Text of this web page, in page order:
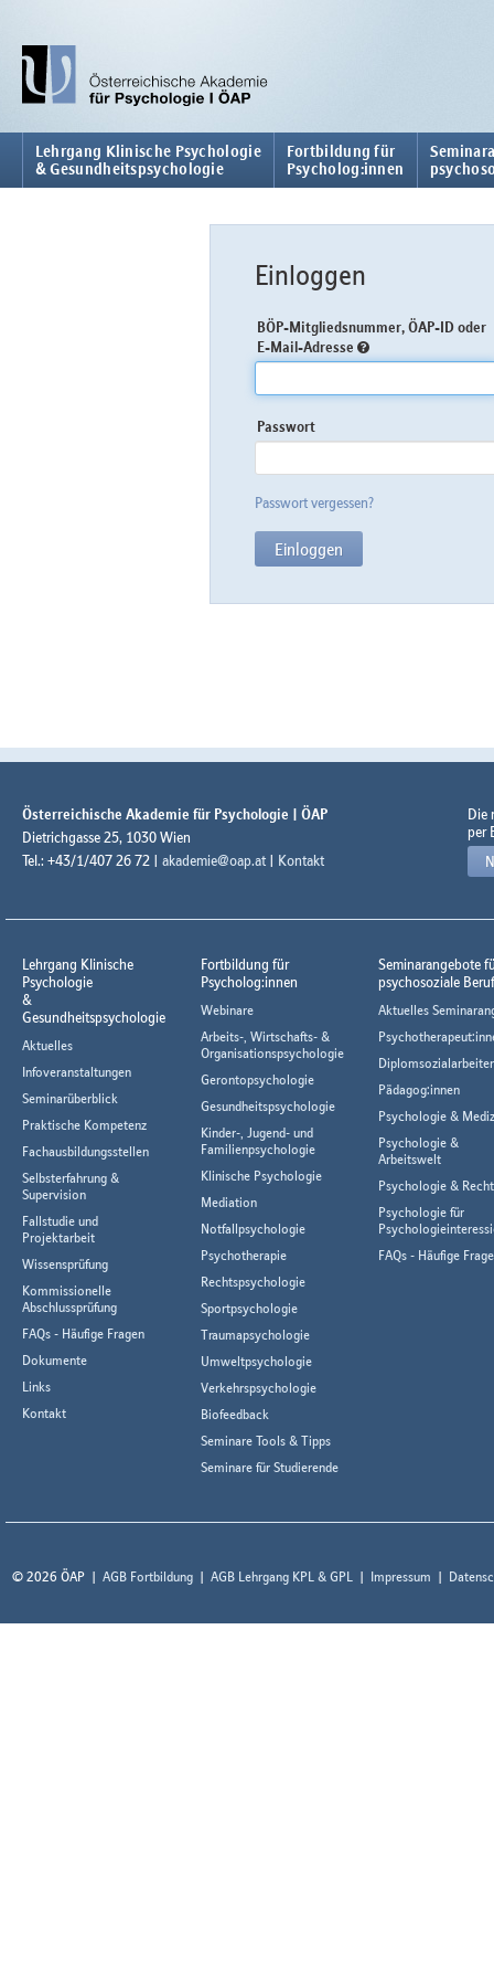
Lehrgang Klinische Psychologie
& Gesundheitspsychologie
Fortbildung für
Psycholog:innen
Einloggen
BÖP-Mitgliedsnummer, ÖAP-ID oder
E-Mail-Adresse
Passwort
Passwort vergessen?
Österreichische Akademie für Psychologie | ÖAP
Dietrichgasse 25, 1030 Wien
Tel.: +43/1/407 26 72 | akademie@oap.at | Kontakt
Die
per
Lehrgang Klinische
Psychologie
&
Gesundheitspsychologie
Aktuelles
Infoveranstaltungen
Seminarüberblick
Praktische Kompetenz
Fachausbildungsstellen
Selbsterfahrung &
Supervision
Fallstudie und
Projektarbeit
Wissensprüfung
Kommissionelle
Abschlussprüfung
FAQs - Häufige Fragen
Dokumente
Links
Kontakt
Fortbildung für
Psycholog:innen
Webinare
Arbeits-, Wirtschafts- &
Organisationspsychologie
Gerontopsychologie
Gesundheitspsychologie
Kinder-, Jugend- und
Familienpsychologie
Klinische Psychologie
Mediation
Notfallpsychologie
Psychotherapie
Rechtspsychologie
Sportpsychologie
Traumapsychologie
Umweltpsychologie
Verkehrspsychologie
Biofeedback
Seminare Tools & Tipps
Seminare für Studierende
Seminarangebote
psychosoziale
Aktuelles
Pädagog:innen
Psychologie &
Psychologie &
Arbeitswelt
Psychologie & Recht
Psychologie für
FAQs - Häufige
© 2026 ÖAP AGB Fortbildung AGB Lehrgang KPL & GPL Impressum